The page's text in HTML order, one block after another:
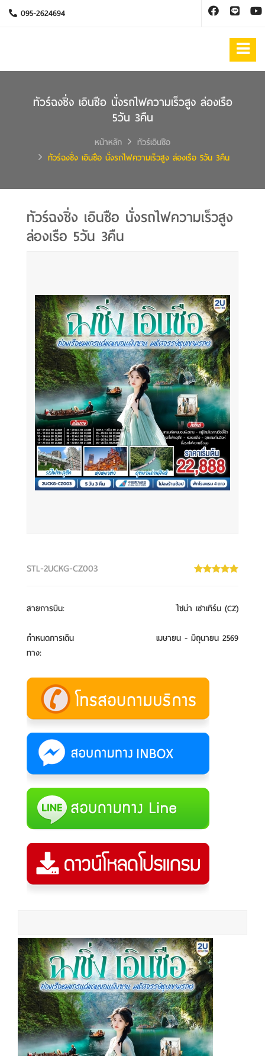
095-2624694
ทัวร์ฉงชิ่ง เอินซือ นั่งรถไฟความเร็วสูง ล่องเรือ
5วัน 3คืน
หน้าหลัก
ทัวร์เอินซือ
ทัวร์ฉงชิ่ง เอินซือ นั่งรถไฟความเร็วสูง ล่องเรือ 5วัน 3คืน
ทัวร์ฉงชิ่ง เอินซือ นั่งรถไฟความเร็วสูง
ล่องเรือ 5วัน 3คืน
STL-2UCKG-CZ003
สายการบิน: ไชน่า เซาเทิร์น (CZ)
กำหนดการเดิน
ทาง:
เมษายน - มิถุนายน 2569